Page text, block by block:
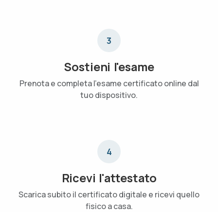
3
Sostieni l'esame
Prenota e completa l'esame certificato online dal
tuo dispositivo.
4
Ricevi l'attestato
Scarica subito il certificato digitale e ricevi quello
fisico a casa.